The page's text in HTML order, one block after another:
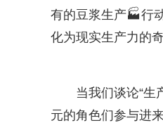
有的豆浆生产🏭行
化为现实生产力的
当我们谈论“生
元的角色们参与进